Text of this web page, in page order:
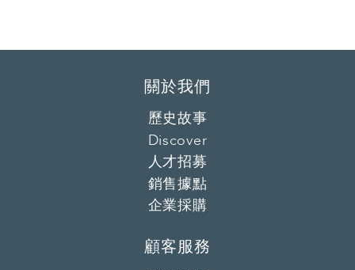
關於我們
歷史故事
Discover
人才招募
銷售據點
企業採購
顧客服務